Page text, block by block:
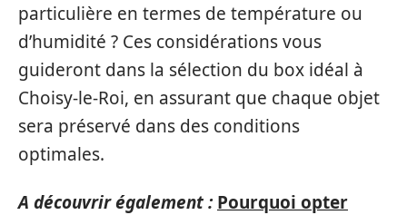
particulière en termes de température ou
d’humidité ? Ces considérations vous
guideront dans la sélection du box idéal à
Choisy-le-Roi, en assurant que chaque objet
sera préservé dans des conditions
optimales.
A découvrir également : Pourquoi opter